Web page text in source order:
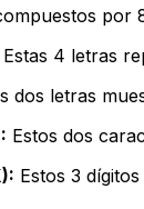
Estas 4 letras
dos letras
Estos dos
Estos 3